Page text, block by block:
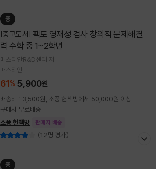
중
[중고도서]
력 수학 중 1~2학년
매스티안R&D센터 저
매스티안
61% 5,900원
배송비 : 3,500원, 소풍 헌책방에서 50,000원 이상
구매시 무료배송
소풍 헌책방
판매자 배송
(12명 평가)
중